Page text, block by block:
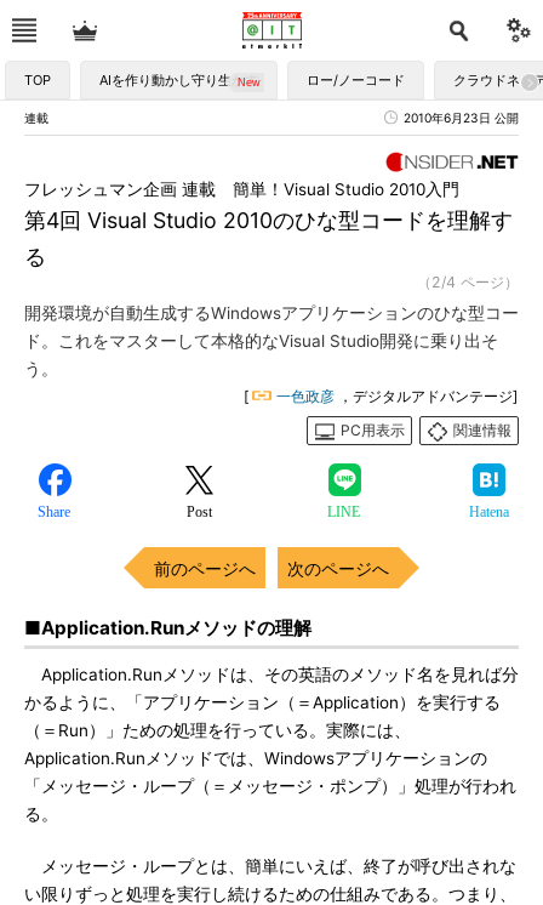
TOP AIを作り動かし守り生かす ロー/ノーコード クラウドネイ
連載 2010年6月23日 公開
第4回 Visual Studio 2010のひな型コードを理解す
る
フレッシュマン企画 連載 簡単！Visual Studio 2010入門
（2/4 ページ）
開発環境が自動生成するWindowsアプリケーションのひな型コー
ド。これをマスターして本格的なVisual Studio開発に乗り出そ
う。
[ 一色政彦 ，デジタルアドバンテージ]
PC用表示
関連情報
Share Post LINE Hatena
前のページへ 次のページへ
■Application.Runメソッドの理解
Application.Runメソッドは、その英語のメソッド名を見れば分
かるように、「アプリケーション（＝Application）を実行する
（＝Run）」ための処理を行っている。実際には、
Application.Runメソッドでは、Windowsアプリケーションの
「メッセージ・ループ（＝メッセージ・ポンプ）」処理が行われ
る。
メッセージ・ループとは、簡単にいえば、終了が呼び出されな
い限りずっと処理を実行し続けるための仕組みである。つまり、